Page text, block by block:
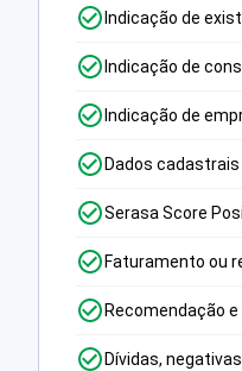
Indicação de
Indicação de
Indicação de
Dados
Serasa Score
Faturamento ou
Recomendação
Dívidas,